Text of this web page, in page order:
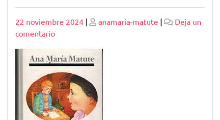
Publicado
22 noviembre 2024 | Publicado
anamaria-matute |
Deja un
comentarioen
Legado
de
Paulina
en
las
Obras